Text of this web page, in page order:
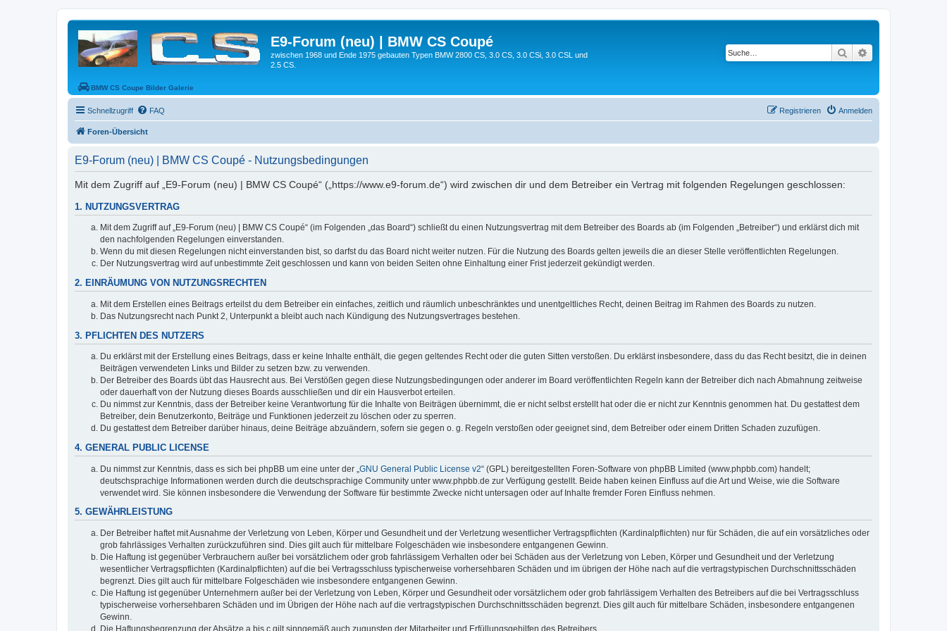
E9-Forum (neu) | BMW CS Coupé
zwischen 1968 und Ende 1975 gebauten Typen BMW 2800 CS, 3.0 CS, 3.0 CSi, 3.0 CSL und
2.5 CS.
BMW CS Coupe Bilder Galerie
Suche
Schnellzugriff FAQ Anmelden
Registrieren
Foren-Übersicht
E9-Forum (neu) | BMW CS Coupé - Nutzungsbedingungen
Mit dem Zugriff auf „E9-Forum (neu) | BMW CS Coupé“ („https://www.e9-forum.de“) wird zwischen dir und dem Betreiber ein Vertrag mit folgenden Regelungen geschlossen:
1. NUTZUNGSVERTRAG
Mit dem Zugriff auf „E9-Forum (neu) | BMW CS Coupé“ (im Folgenden „das Board“) schließt du einen Nutzungsvertrag mit dem Betreiber des Boards ab (im Folgenden „Betreiber“) und erklärst dich mit
den nachfolgenden Regelungen einverstanden.
Wenn du mit diesen Regelungen nicht einverstanden bist, so darfst du das Board nicht weiter nutzen. Für die Nutzung des Boards gelten jeweils die an dieser Stelle veröffentlichten Regelungen.
Der Nutzungsvertrag wird auf unbestimmte Zeit geschlossen und kann von beiden Seiten ohne Einhaltung einer Frist jederzeit gekündigt werden.
2. EINRÄUMUNG VON NUTZUNGSRECHTEN
Mit dem Erstellen eines Beitrags erteilst du dem Betreiber ein einfaches, zeitlich und räumlich unbeschränktes und unentgeltliches Recht, deinen Beitrag im Rahmen des Boards zu nutzen.
Das Nutzungsrecht nach Punkt 2, Unterpunkt a bleibt auch nach Kündigung des Nutzungsvertrages bestehen.
3. PFLICHTEN DES NUTZERS
Du erklärst mit der Erstellung eines Beitrags, dass er keine Inhalte enthält, die gegen geltendes Recht oder die guten Sitten verstoßen. Du erklärst insbesondere, dass du das Recht besitzt, die in deinen
Beiträgen verwendeten Links und Bilder zu setzen bzw. zu verwenden.
Der Betreiber des Boards übt das Hausrecht aus. Bei Verstößen gegen diese Nutzungsbedingungen oder anderer im Board veröffentlichten Regeln kann der Betreiber dich nach Abmahnung zeitweise
oder dauerhaft von der Nutzung dieses Boards ausschließen und dir ein Hausverbot erteilen.
Du nimmst zur Kenntnis, dass der Betreiber keine Verantwortung für die Inhalte von Beiträgen übernimmt, die er nicht selbst erstellt hat oder die er nicht zur Kenntnis genommen hat. Du gestattest dem
Betreiber, dein Benutzerkonto, Beiträge und Funktionen jederzeit zu löschen oder zu sperren.
Du gestattest dem Betreiber darüber hinaus, deine Beiträge abzuändern, sofern sie gegen o. g. Regeln verstoßen oder geeignet sind, dem Betreiber oder einem Dritten Schaden zuzufügen.
4. GENERAL PUBLIC LICENSE
Du nimmst zur Kenntnis, dass es sich bei phpBB um eine unter der „ GNU General Public License v2“ (GPL) bereitgestellten Foren-Software von phpBB Limited (www.phpbb.com) handelt;
deutschsprachige Informationen werden durch die deutschsprachige Community unter www.phpbb.de zur Verfügung gestellt. Beide haben keinen Einfluss auf die Art und Weise, wie die Software
verwendet wird. Sie können insbesondere die Verwendung der Software für bestimmte Zwecke nicht untersagen oder auf Inhalte fremder Foren Einfluss nehmen.
5. GEWÄHRLEISTUNG
Der Betreiber haftet mit Ausnahme der Verletzung von Leben, Körper und Gesundheit und der Verletzung wesentlicher Vertragspflichten (Kardinalpflichten) nur für Schäden, die auf ein vorsätzliches oder
grob fahrlässiges Verhalten zurückzuführen sind. Dies gilt auch für mittelbare Folgeschäden wie insbesondere entgangenen Gewinn.
Die Haftung ist gegenüber Verbrauchern außer bei vorsätzlichem oder grob fahrlässigem Verhalten oder bei Schäden aus der Verletzung von Leben, Körper und Gesundheit und der Verletzung
wesentlicher Vertragspflichten (Kardinalpflichten) auf die bei Vertragsschluss typischerweise vorhersehbaren Schäden und im übrigen der Höhe nach auf die vertragstypischen Durchschnittsschäden
begrenzt. Dies gilt auch für mittelbare Folgeschäden wie insbesondere entgangenen Gewinn.
Die Haftung ist gegenüber Unternehmern außer bei der Verletzung von Leben, Körper und Gesundheit oder vorsätzlichem oder grob fahrlässigem Verhalten des Betreibers auf die bei Vertragsschluss
typischerweise vorhersehbaren Schäden und im Übrigen der Höhe nach auf die vertragstypischen Durchschnittsschäden begrenzt. Dies gilt auch für mittelbare Schäden, insbesondere entgangenen
Gewinn.
Die Haftungsbegrenzung der Absätze a bis c gilt sinngemäß auch zugunsten der Mitarbeiter und Erfüllungsgehilfen des Betreibers.